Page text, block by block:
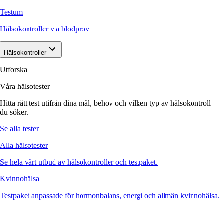
Testum
Hälsokontroller via blodprov
Hälsokontroller
Utforska
Våra hälsotester
Hitta rätt test utifrån dina mål, behov och vilken typ av hälsokontroll
du söker.
Se alla tester
Alla hälsotester
Se hela vårt utbud av hälsokontroller och testpaket.
Kvinnohälsa
Testpaket anpassade för hormonbalans, energi och allmän kvinnohälsa.